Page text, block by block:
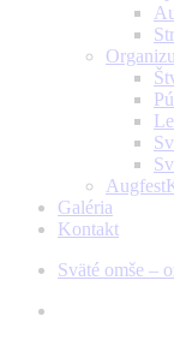
Augfest
Galéria
Kontakt
Sväté omše –